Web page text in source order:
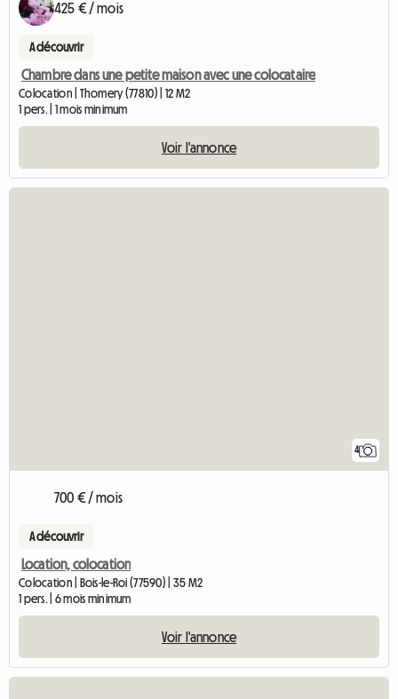
425 € / mois
A découvrir
Chambre dans une petite maison avec une colocataire
Colocation | Thomery (77810) | 12 M2
1 pers. | 1 mois minimum
Voir l'annonce
4
700 € / mois
A découvrir
Location, colocation
Colocation | Bois-le-Roi (77590) | 35 M2
1 pers. | 6 mois minimum
Voir l'annonce